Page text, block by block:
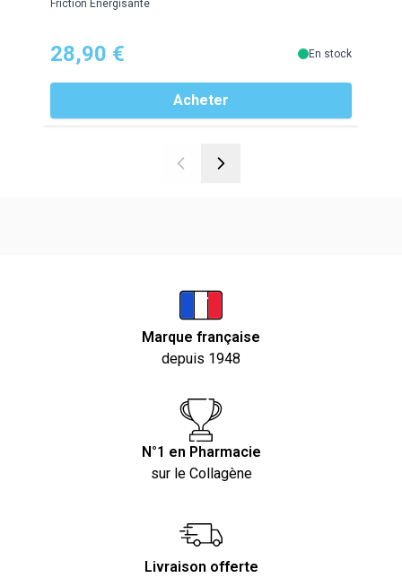
Friction Energisante
28,90 € En stock
Acheter
Marque française
depuis 1948
N°1 en Pharmacie
sur le Collagène
Livraison offerte